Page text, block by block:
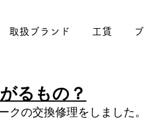
取扱ブランド 工賃
るもの？
クの交換修理をしました。